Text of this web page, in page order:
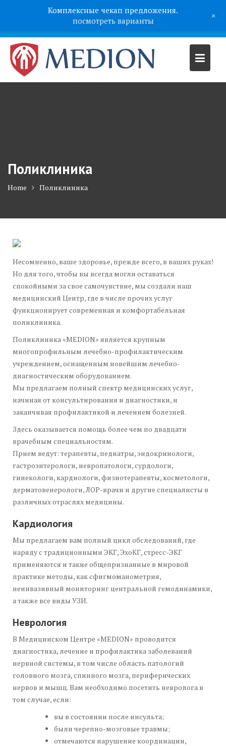
Поликлиника
Home Поликлиника
Несомненно, ваше здоровье, прежде всего, в ваших руках!
Но для того, чтобы вы всегда могли оставаться
спокойными за свое самочувствие, мы создали наш
медицинский Центр, где в числе прочих услуг
функционирует современная и комфортабельная
поликлиника.
Поликлиника «MEDION» является крупным
многопрофильным лечебно-профилактическим
учреждением, оснащенным новейшим лечебно-
диагностическим оборудованием.
Мы предлагаем полный спектр медицинских услуг,
начиная от консультирования и диагностики, и
заканчивая профилактикой и лечением болезней.
Здесь оказывается помощь более чем по двадцати
врачебным специальностям.
Прием ведут: терапевты, педиатры, эндокринологи,
гастроэнтерологи, невропатологи, сурдологи,
гинекологи, кардиологи, физиотерапевты, косметологи,
дерматовенерологи, ЛОР-врачи и другие специалисты в
различных отраслях медицины.
Кардиология
Мы предлагаем вам полный цикл обследований, где
наряду с традиционными ЭКГ, ЭхоКГ, стресс-ЭКГ
применяются и такие общепризнанные в мировой
практике методы, как сфигмоманометрия,
неинвазивный мониторинг центральной гемодинамики,
а также все виды УЗИ.
Неврология
В Медицинском Центре «MEDION» проводится
диагностика, лечение и профилактика заболеваний
нервной системы, в том числе область патологий
головного мозга, спинного мозга, периферических
нервов и мышц. Вам необходимо посетить невролога в
том случае, если:
вы в состоянии после инсульта;
были черепно-мозговые травмы;
отмечаются нарушение координации,
Комплексные чекап предложения.
посмотреть варианты
+